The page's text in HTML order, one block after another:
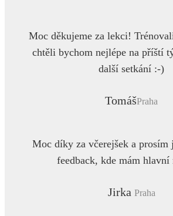
Moc děkujeme za lekci!
chtěli bychom nejlépe na příští
další setkání :-)
TomášPraha
Moc díky za včerejšek a prosím
feedback, kde mám hlavní
Jirka Praha